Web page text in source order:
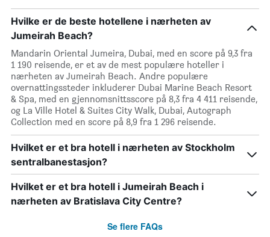
Hvilke er de beste hotellene i nærheten av
Jumeirah Beach?
Mandarin Oriental Jumeira, Dubai, med en score på 9,3 fra
1 190 reisende, er et av de mest populære hoteller i
nærheten av Jumeirah Beach. Andre populære
overnattingssteder inkluderer Dubai Marine Beach Resort
& Spa, med en gjennomsnittsscore på 8,3 fra 4 411 reisende,
og La Ville Hotel & Suites City Walk, Dubai, Autograph
Collection med en score på 8,9 fra 1 296 reisende.
Hvilket er et bra hotell i nærheten av Stockholm
sentralbanestasjon?
Hvilket er et bra hotell i Jumeirah Beach i
nærheten av Bratislava City Centre?
Se flere FAQs